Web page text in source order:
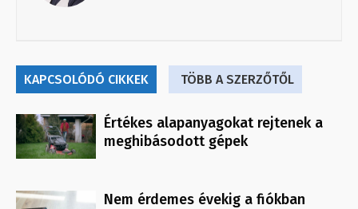
KAPCSOLÓDÓ CIKKEK TÖBB A SZERZŐTŐL
Értékes alapanyagokat rejtenek a
meghibásodott gépek
Nem érdemes évekig a fiókban